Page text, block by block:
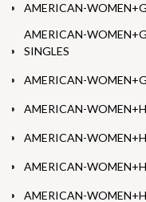
AMERICAN-
AMERICAN-
SINGLES
AMERICAN-
AMERICAN-
AMERICAN-
AMERICAN-
AMERICAN-